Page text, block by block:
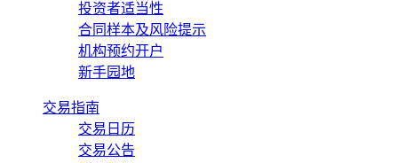
投资者适当性
合同样本及风险提示
机构预约开户
新手园地
交易指南
交易日历
交易公告